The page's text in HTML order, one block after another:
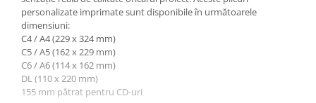
personalizate imprimate sunt disponibile în următoarele
dimensiuni:
C4 / A4 (229 x 324 mm)
C5 / A5 (162 x 229 mm)
C6 / A6 (114 x 162 mm)
DL (110 x 220 mm)
155 mm pătrat pentru CD-uri